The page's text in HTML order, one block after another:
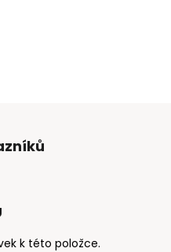
k této položce.